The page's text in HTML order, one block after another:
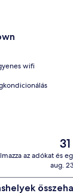
wifi
Az
31
az adókat és
aug.